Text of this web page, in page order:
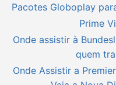
Pacotes Globoplay
Prime
Onde assistir à
quem
Onde Assistir a